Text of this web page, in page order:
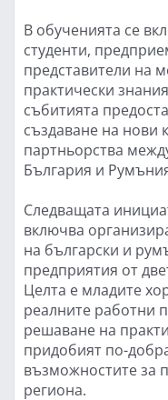
В обученията се
студенти,
представители на
практически
събитията
създаване на нови
партньорства
България и
Следващата
включва
на български и
предприятия от
Целта е младите
реалните работни
решаване на
придобият по-
възможностите за
региона.